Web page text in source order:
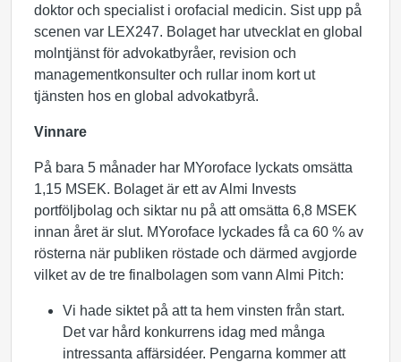
doktor och specialist i orofacial medicin. Sist upp på
scenen var LEX247. Bolaget har utvecklat en global
molntjänst för advokatbyråer, revision och
managementkonsulter och rullar inom kort ut
tjänsten hos en global advokatbyrå.
Vinnare
På bara 5 månader har MYoroface lyckats omsätta
1,15 MSEK. Bolaget är ett av Almi Invests
portföljbolag och siktar nu på att omsätta 6,8 MSEK
innan året är slut. MYoroface lyckades få ca 60 % av
rösterna när publiken röstade och därmed avgjorde
vilket av de tre finalbolagen som vann Almi Pitch:
Vi hade siktet på att ta hem vinsten från start.
Det var hård konkurrens idag med många
intressanta affärsidéer. Pengarna kommer att